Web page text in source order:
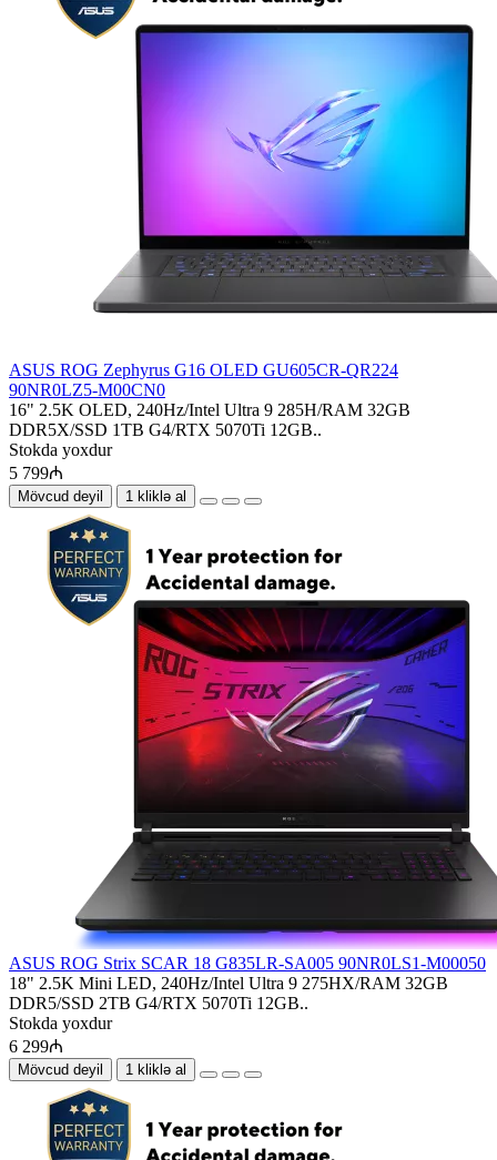
ASUS ROG Zephyrus G16 OLED GU605CR-QR224
90NR0LZ5-M00CN0
16" 2.5K OLED, 240Hz/Intel Ultra 9 285H/RAM 32GB
DDR5X/SSD 1TB G4/RTX 5070Ti 12GB..
Stokda yoxdur
5 799₼
Mövcud deyil 1 kliklə al
ASUS ROG Strix SCAR 18 G835LR-SA005 90NR0LS1-M00050
18" 2.5K Mini LED, 240Hz/Intel Ultra 9 275HX/RAM 32GB
DDR5/SSD 2TB G4/RTX 5070Ti 12GB..
Stokda yoxdur
6 299₼
Mövcud deyil 1 kliklə al